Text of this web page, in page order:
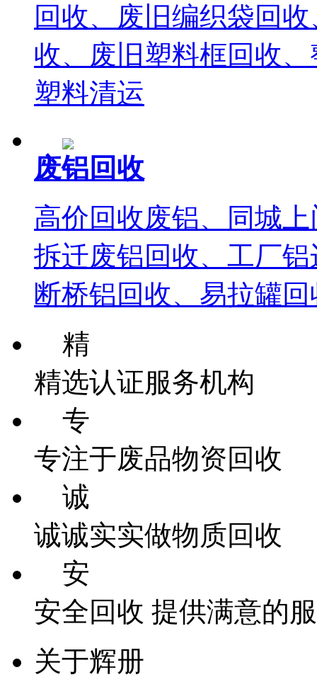
回收、废旧编织袋回
收、废旧塑料框回收
塑料清运
废铝回收
高价回收废铝、同城
拆迁废铝回收、工厂
断桥铝回收、易拉罐
精
精选认证服务机构
专
专注于废品物资回收
诚
诚诚实实做物质回收
安
安全回收 提供满意的
关于辉册